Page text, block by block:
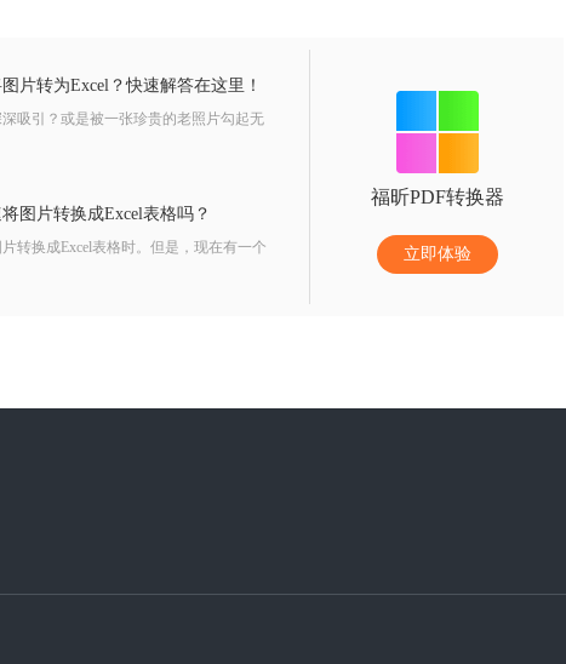
片转为Excel？快速解答在这里！
吸引？或是被一张珍贵的老照片勾起无
图片转换成Excel表格吗？
转换成Excel表格时。但是，现在有一个
福昕PDF转换器
立即体验